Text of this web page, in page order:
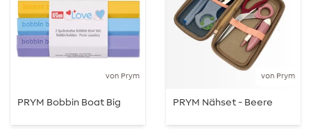
von Prym
PRYM Bobbin Boat Big
von Prym
PRYM Nähset - Beere